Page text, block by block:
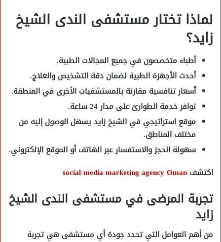
لماذا تختار مستشفى الندى الشيخ
زايد؟
أطباء متخصصون في جميع المجالات الطبية.
أحدث الأجهزة الطبية لضمان دقة التشخيص والعلاج.
أسعار تنافسية مقارنة بالمستشفيات الأخرى في المنطقة.
توافر خدمة الطوارئ على مدار 24 ساعة.
موقع استراتيجي في الشيخ زايد يسهل الوصول إليه من
مختلف المناطق.
سهولة الحجز والاستفسارعبر الهاتف أو الموقع الإلكتروني.
اكتشف social media marketing agency Oman
تجربة المرضى في مستشفى الندى الشيخ
زايد
من أهم العوامل التي تحدد جودة أي مستشفى هي تجربة